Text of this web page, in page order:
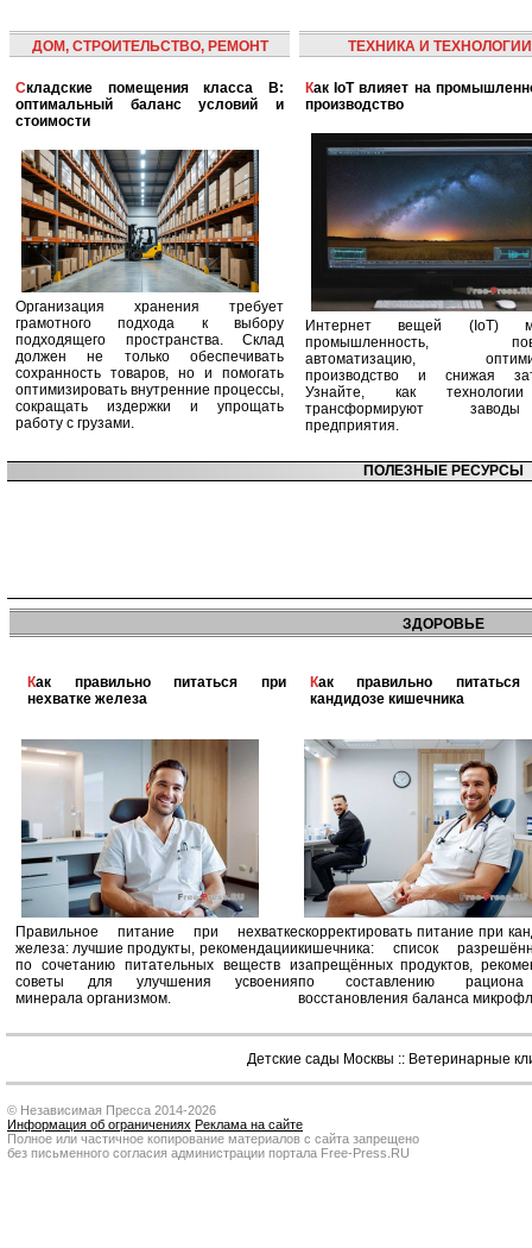
ДОМ, СТРОИТЕЛЬСТВО, РЕМОНТ
Складские помещения класса B:
оптимальный баланс условий и
стоимости
Организация хранения требует
грамотного подхода к выбору
подходящего пространства. Склад
должен не только обеспечивать
сохранность товаров, но и помогать
оптимизировать внутренние процессы,
сокращать издержки и упрощать
работу с грузами.
ТЕХНИКА И ТЕХНОЛОГИИ
Как IoT влияет на промышленность и
производство
Интернет вещей (IoT)
промышленность,
автоматизацию,
производство и снижая
Узнайте, как
трансформируют
предприятия.
ПОЛЕЗНЫЕ РЕСУРСЫ
ЗДОРОВЬЕ
Как правильно питаться при
нехватке железа
Правильное питание при нехватке
железа: лучшие продукты, рекомендации
по сочетанию питательных веществ и
советы для улучшения усвоения
минерала организмом.
Как правильно питаться при
кандидозе кишечника
скорректировать питание при
кишечника: список
запрещённых продуктов,
по составлению
восстановления баланса
Детские сады Москвы :: Ветеринарные
© Независимая Пресса 2014-2026
Информация об ограничениях Реклама на сайте
Полное или частичное копирование материалов с сайта запрещено
без письменного согласия администрации портала Free-Press.RU